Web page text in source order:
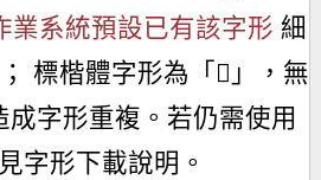
業系統預設已有該字形 細
； 標楷體字形為「 𪱙 」，無
字形重複。若仍需使用
字形下載說明。